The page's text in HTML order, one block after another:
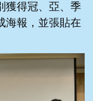
獲得冠、亞、季
海報，並張貼在